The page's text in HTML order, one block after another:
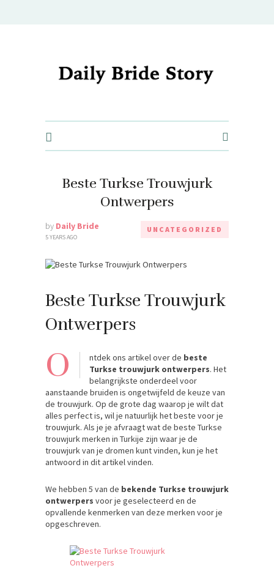
Beste Turkse Trouwjurk
Ontwerpers
by Daily Bride
5 YEARS AGO
UNCATEGORIZED
Beste Turkse Trouwjurk
Ontwerpers
O ntdek ons ​​artikel over de beste
Turkse trouwjurk ontwerpers. Het
belangrijkste onderdeel voor
aanstaande bruiden is ongetwijfeld de keuze van
de trouwjurk. Op de grote dag waarop je wilt dat
alles perfect is, wil je natuurlijk het beste voor je
trouwjurk. Als je je afvraagt ​​wat de beste Turkse
trouwjurk merken in Turkije zijn waar je de
trouwjurk van je dromen kunt vinden, kun je het
antwoord in dit artikel vinden.
We hebben 5 van de bekende Turkse trouwjurk
ontwerpers voor je geselecteerd en de
opvallende kenmerken van deze merken voor je
opgeschreven.